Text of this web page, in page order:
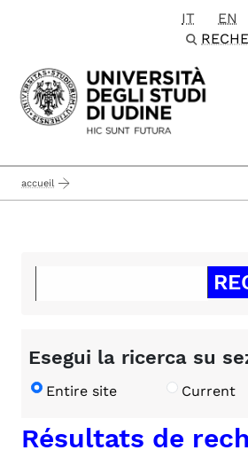
Passa al contenuto
IT EN
accueil
Esegui la ricerca su
Entire site Current
Résultats de